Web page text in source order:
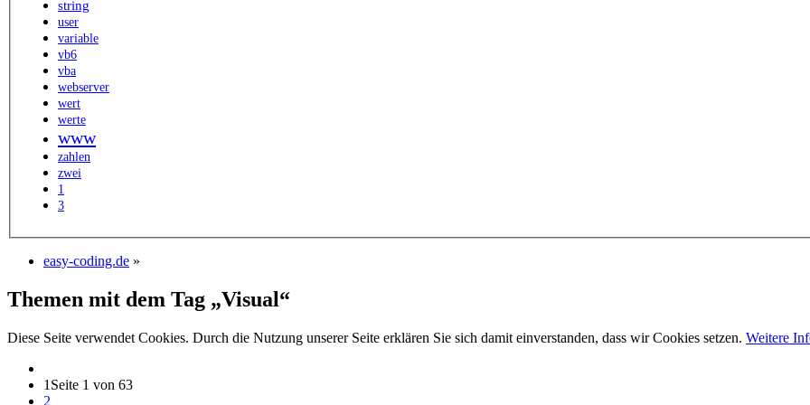
string
user
variable
vb6
vba
webserver
wert
werte
www
zahlen
zwei
1
3
easy-coding.de »
Themen mit dem Tag „Visual“
Diese Seite verwendet Cookies. Durch die Nutzung unserer Seite erklären Sie sich damit einverstanden, dass wir Cookies setzen. Weitere
1 Seite 1 von 63
2